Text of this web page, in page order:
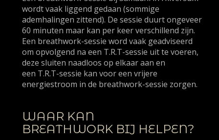
wordt vaak liggend gedaan (sommige
ademhalingen zittend). De sessie duurt ongeveer
60 minuten maar kan per keer verschillend zijn.
Een breathwork-sessie word vaak geadviseerd
om opvolgend na een T.R.T-sessie uit te voeren,
deze sluiten naadloos op elkaar aan en
een T.R.T-sessie kan voor een vrijere
energiestroom in de breathwork-sessie zorgen.
WAAR KAN
BREATHWORK BIJ HELPEN?